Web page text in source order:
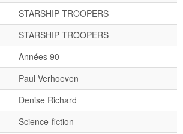
STARSHIP TROOPERS
STARSHIP TROOPERS
Années 90
Paul Verhoeven
Denise Richard
Science-fiction